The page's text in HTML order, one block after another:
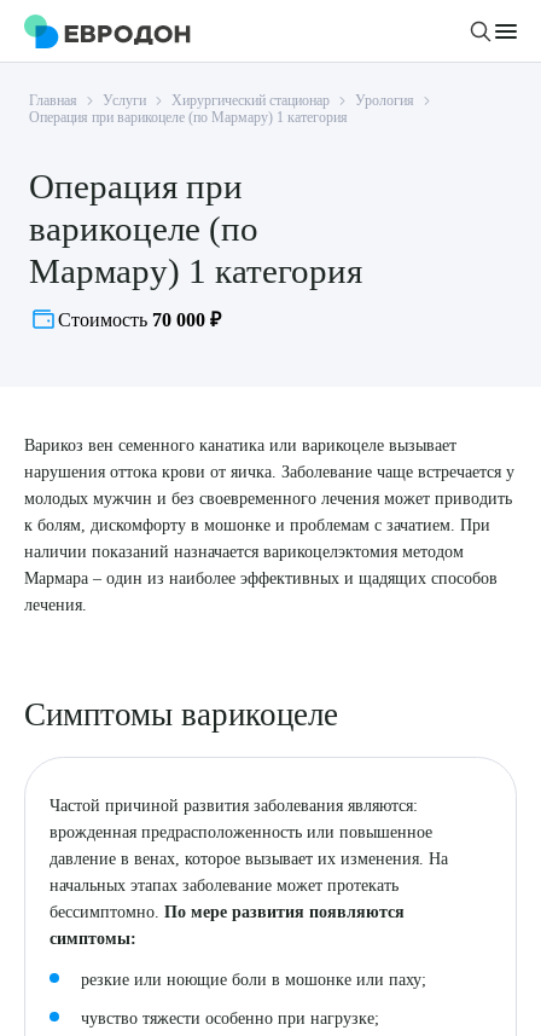
Личный кабинет
О компании
Новости
Статьи
Руководство клиники
Политика конфиденциальности
Пользовательское соглашение
Врачи
Услуги и цены
Хирургический стационар
Подготовка к диагностике
ДМС
Акции
Филиалы
8 (863) 309-05-06
ЗАПИСЬ ОНЛАЙН
Главная Услуги Хирургический стационар
Урология
Операция при варикоцеле (по Мармару) 1 категория
Операция при
варикоцеле (по
Мармару) 1 категория
Стоимость 70 000 ₽
Варикоз вен семенного канатика или варикоцеле вызывает
нарушения оттока крови от яичка. Заболевание чаще встречается у
молодых мужчин и без своевременного лечения может приводить
к болям, дискомфорту в мошонке и проблемам с зачатием. При
наличии показаний назначается варикоцелэктомия методом
Мармара – один из наиболее эффективных и щадящих способов
лечения.
Симптомы варикоцеле
Частой причиной развития заболевания являются:
врожденная предрасположенность или повышенное
давление в венах, которое вызывает их изменения. На
начальных этапах заболевание может протекать
бессимптомно.По мере развития появляются
симптомы:
резкие или ноющие боли в мошонке или паху;
чувство тяжести особенно при нагрузке;